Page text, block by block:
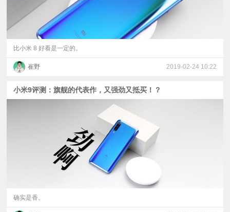
比小米 8 好看是一定的。
崔野 2019-02-24 10:22
小米9评测：旗舰的代表作，又强劲又抵买！？
确实是香。